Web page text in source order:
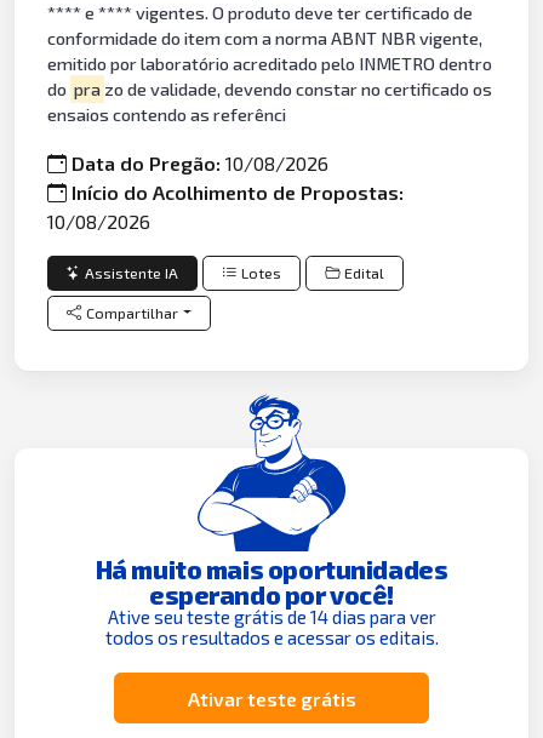
**** e **** vigentes. O produto deve ter certificado de
conformidade do item com a norma ABNT NBR vigente,
emitido por laboratório acreditado pelo INMETRO dentro
do pra zo de validade, devendo constar no certificado os
ensaios contendo as referênci
Data do Pregão:10/08/2026
Início do Acolhimento de Propostas:
10/08/2026
Assistente IA Lotes Edital
Compartilhar
Há muito mais oportunidades
esperando por você!
Ative seu teste grátis de 14 dias para ver
todos os resultados e acessar os editais.
Ativar teste grátis